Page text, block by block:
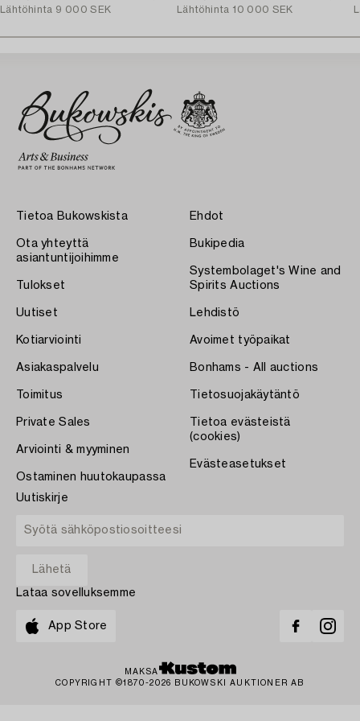
Lähtöhinta 9 000 SEK
Lähtöhinta 10 000 SEK
Tietoa Bukowskista
Ota yhteyttä
asiantuntijoihimme
Tulokset
Uutiset
Kotiarviointi
Asiakaspalvelu
Toimitus
Private Sales
Arviointi & myyminen
Ostaminen huutokaupassa
Ehdot
Bukipedia
Systembolaget's Wine and
Spirits Auctions
Lehdistö
Avoimet työpaikat
Bonhams - All auctions
Tietosuojakäytäntö
Tietoa evästeistä
(cookies)
Evästeasetukset
Uutiskirje
Lataa sovelluksemme
App Store
MAKSA
COPYRIGHT ©1870-2026 BUKOWSKI AUKTIONER AB